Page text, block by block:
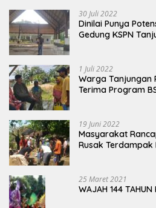
30 Juli 2022
Dinilai Punya
Gedung KSPN
1 Juli 2022
Warga Tanjungan
Terima Program
19 Juni 2022
Masyarakat
Rusak Terdampak
25 Maret 2021
WAJAH 144 TAHUN